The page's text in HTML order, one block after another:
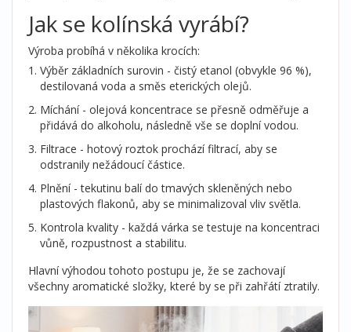
Jak se kolínská vyrábí?
Výroba probíhá v několika krocích:
Výběr základních surovin - čistý etanol (obvykle 96 %),
destilovaná voda a směs eterických olejů.
Míchání - olejová koncentrace se přesně odměřuje a
přidává do alkoholu, následně vše se doplní vodou.
Filtrace - hotový roztok prochází filtrací, aby se
odstranily nežádoucí částice.
Plnění - tekutinu balí do tmavých skleněných nebo
plastových flakonů, aby se minimalizoval vliv světla.
Kontrola kvality - každá várka se testuje na koncentraci
vůně, rozpustnost a stabilitu.
Hlavní výhodou tohoto postupu je, že se zachovají
všechny aromatické složky, které by se při zahřátí ztratily.